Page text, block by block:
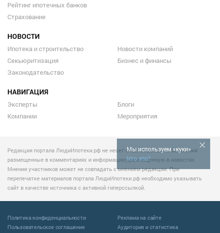
Мы используем «куки»
Что это?
Рейтинг ипотечных банков
Страхование
НОВОСТИ
Ипотека и строительство
Секьюритизация
Законодательство
Новости компаний
Бизнес и финансы
НАВИГАЦИЯ
Эксперты
Компании
Блоги
Мероприятия
Редакция портала ЛюдиИпотеки.рф не несет ответственности за мнения
размещенные в комментариях и информацию, размещенную в новостях.
Мнения участников может не совпадать с мнением редакции. При
перепечатке материалов портала ЛюдиИпотеки.рф необходимо указывать
сайт в качестве источника с активной гиперссылкой.
Политика конфиденциальности
Пользовательское соглашение
Реклама на сайте
Аудитория и статистика